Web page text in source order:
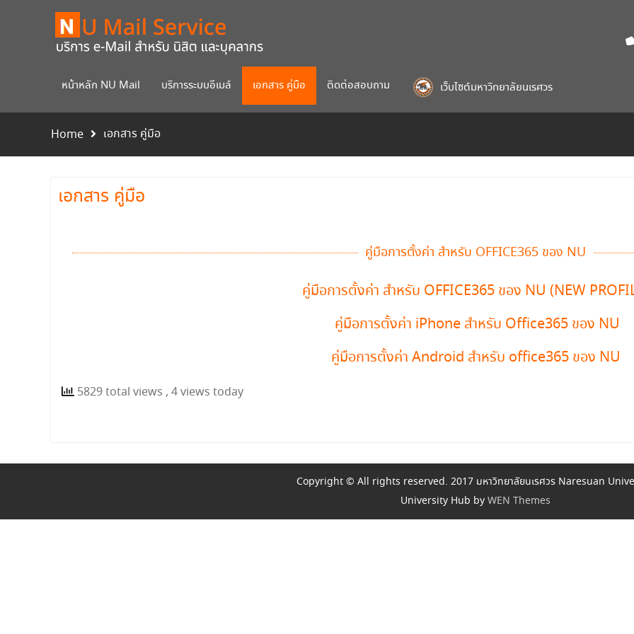
หน้าหลัก NU Mail บริการระบบอีเมล์ เอกสาร คู่มือ ติดต่อสอบถาม เว็บไซต์มหาวิทยาลัยนเรศวร
Home เอกสาร คู่มือ
เอกสาร คู่มือ
คู่มือการตั้งค่า สำหรับ OFFICE365 ของ NU
คู่มือการตั้งค่า สำหรับ OFFICE365 ของ NU (NEW
คู่มือการตั้งค่า iPhone สำหรับ Office365 ของ NU
คู่มือการตั้งค่า Android สำหรับ office365 ของ NU
5829 total views , 4 views today
Copyright © All rights reserved. 2017 มหาวิทยาลัยนเรศวร Naresuan
University Hub by WEN Themes